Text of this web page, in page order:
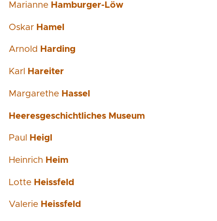
Marianne Hamburger-Löw
Oskar Hamel
Arnold Harding
Karl Hareiter
Margarethe Hassel
Heeresgeschichtliches Museum
Paul Heigl
Heinrich Heim
Lotte Heissfeld
Valerie Heissfeld